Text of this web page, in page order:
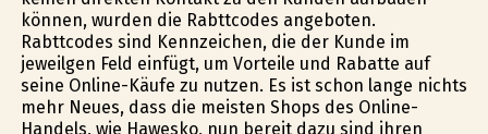
können, wurden die Rabttcodes angeboten.
Rabttcodes sind Kennzeichen, die der Kunde im
jeweilgen Feld einfügt, um Vorteile und Rabatte auf
seine Online-Käufe zu nutzen. Es ist schon lange nichts
mehr Neues, dass die meisten Shops des Online-
Handels, wie Hawesko, nun bereit dazu sind ihren